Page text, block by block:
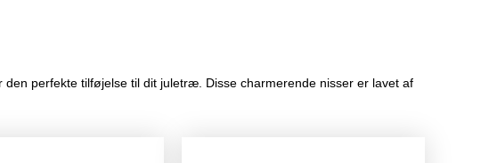
perfekte tilføjelse til dit juletræ. Disse charmerende nisser er lavet af